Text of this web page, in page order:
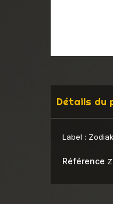
Détails du
Label :
Référence